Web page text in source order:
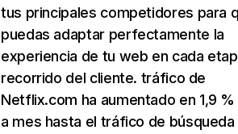
tus principales competidores para
puedas adaptar perfectamente la
experiencia de tu web en cada
recorrido del cliente. tráfico de
Netflix.com ha aumentado en 1,9
a mes hasta el tráfico de búsqueda